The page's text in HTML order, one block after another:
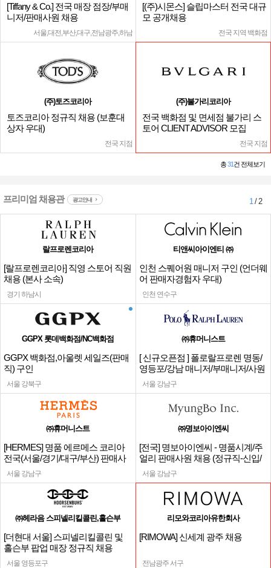
[Tiffany & Co.] 전국 매장 점장/부매
니저/판매사원 채용
서울,대전,부산,대구,전남광주,하남
[(주)시몬스] 슬립마스터 전국 대규
모 공개채용
전국 지역 백화점
(주)토즈코리아
토즈코리아 정규직 채용 (보훈대
상자 우대)
전국 지점
(주)불가리코리아
전국 백화점 및 면세점 불가리 스
토어 CLIENT ADVISOR 모집
전국 지점
총31건 전체보기
프리미엄 채용관 광고안내 1/ 2
랄프로렌코리아
[랄프로렌코리아] 직영 스토어 직원
채용 (본사 소속)
경기 하남시
티앤씨아이엔티 ㈜
인천 스퀘어원 매니저 구인 (언더웨
어 판매자경험자 우대)
인천 연수구
GGPX 롯데백화점/NC백화점
GGPX 백화점,아울렛 세일즈(판매
직) 구인
서울 강북구
㈜휴머니스트
[ 신규오픈점 ] 폴로랄프로렌 명동/
영등포/강남 매니저/부매니저/사원
서울 강남구
㈜휴머니스트
[HERMES] 명품 에르메스 코리아
전국(서울/경기/대구/부산) 판매사
원
서울 강남구
㈜명보아이엔씨
[전국] 명보아이엔씨 - 명품시계/주
얼리 판매사원 채용 (정규직-신입/
경력)
서울 강남구
㈜헤라음 스피넬리킬콜린,홀슨부
[더현대 서울] 스피넬리킬콜린 및
홀슨부 팝업 매장 정규직 채용
서울 영등포구
리모와코리아유한회사
[RIMOWA] 신세계 광주 채용
전남광주 서구